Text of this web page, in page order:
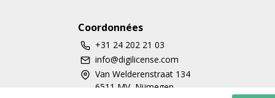
Coordonnées
+31 24 202 21 03
info@digilicense.com
Van Welderenstraat 134
6511 MV, Nijmegen